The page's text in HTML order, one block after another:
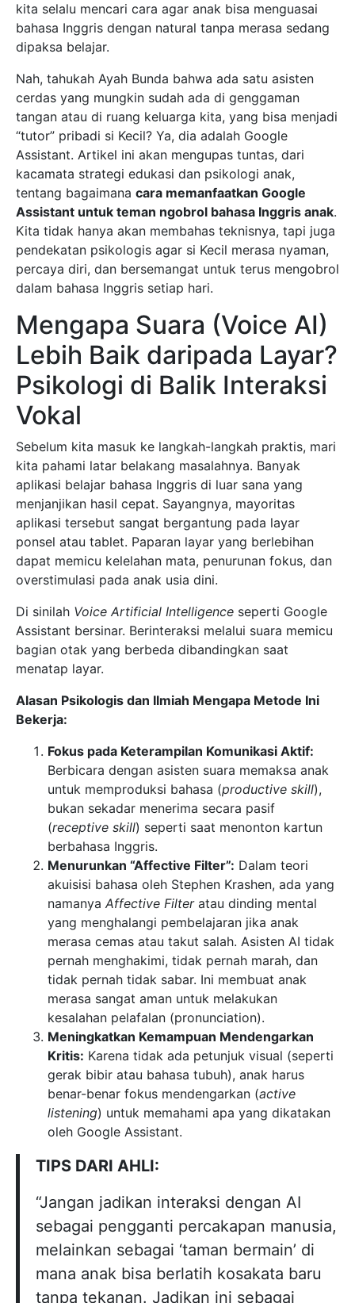
kita selalu mencari cara agar anak bisa menguasai
bahasa Inggris dengan natural tanpa merasa sedang
dipaksa belajar.
Nah, tahukah Ayah Bunda bahwa ada satu asisten
cerdas yang mungkin sudah ada di genggaman
tangan atau di ruang keluarga kita, yang bisa menjadi
“tutor” pribadi si Kecil? Ya, dia adalah Google
Assistant. Artikel ini akan mengupas tuntas, dari
kacamata strategi edukasi dan psikologi anak,
tentang bagaimana cara memanfaatkan Google
Assistant untuk teman ngobrol bahasa Inggris anak.
Kita tidak hanya akan membahas teknisnya, tapi juga
pendekatan psikologis agar si Kecil merasa nyaman,
percaya diri, dan bersemangat untuk terus mengobrol
dalam bahasa Inggris setiap hari.
Mengapa Suara (Voice AI)
Lebih Baik daripada Layar?
Psikologi di Balik Interaksi
Vokal
Sebelum kita masuk ke langkah-langkah praktis, mari
kita pahami latar belakang masalahnya. Banyak
aplikasi belajar bahasa Inggris di luar sana yang
menjanjikan hasil cepat. Sayangnya, mayoritas
aplikasi tersebut sangat bergantung pada layar
ponsel atau tablet. Paparan layar yang berlebihan
dapat memicu kelelahan mata, penurunan fokus, dan
overstimulasi pada anak usia dini.
Di sinilah Voice Artificial Intelligence seperti Google
Assistant bersinar. Berinteraksi melalui suara memicu
bagian otak yang berbeda dibandingkan saat
menatap layar.
Alasan Psikologis dan Ilmiah Mengapa Metode Ini
Bekerja:
Fokus pada Keterampilan Komunikasi Aktif:
Berbicara dengan asisten suara memaksa anak
untuk memproduksi bahasa (productive skill),
bukan sekadar menerima secara pasif
(receptive skill) seperti saat menonton kartun
berbahasa Inggris.
Menurunkan “Affective Filter”: Dalam teori
akuisisi bahasa oleh Stephen Krashen, ada yang
namanya Affective Filteratau dinding mental
yang menghalangi pembelajaran jika anak
merasa cemas atau takut salah. Asisten AI tidak
pernah menghakimi, tidak pernah marah, dan
tidak pernah tidak sabar. Ini membuat anak
merasa sangat aman untuk melakukan
kesalahan pelafalan (pronunciation).
Meningkatkan Kemampuan Mendengarkan
Kritis: Karena tidak ada petunjuk visual (seperti
gerak bibir atau bahasa tubuh), anak harus
benar-benar fokus mendengarkan (active
listening) untuk memahami apa yang dikatakan
oleh Google Assistant.
TIPS DARI AHLI:
“Jangan jadikan interaksi dengan AI
sebagai pengganti percakapan manusia,
melainkan sebagai ‘taman bermain’ di
mana anak bisa berlatih kosakata baru
tanpa tekanan. Jadikan ini sebagai